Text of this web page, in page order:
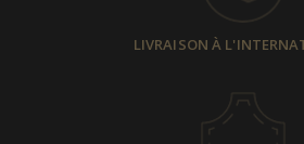
LIVRAISON À